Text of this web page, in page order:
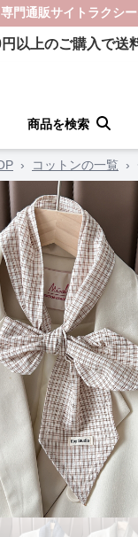
専門通販サイト ラクシ
円以上のご購入で送
商品を検索
› コットンの一覧 ›